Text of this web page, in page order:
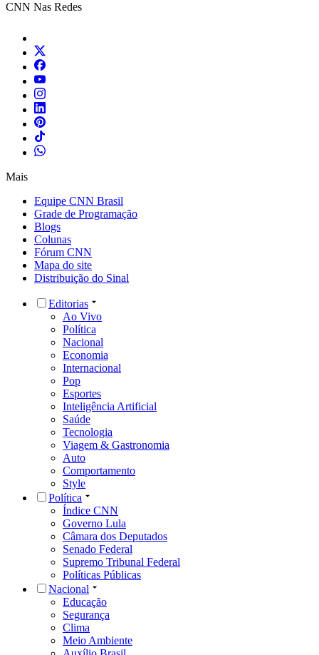
CNN Nas Redes
Mais
Equipe CNN Brasil
Grade de Programação
Blogs
Colunas
Fórum CNN
Mapa do site
Distribuição do Sinal
Editorias
Ao Vivo
Política
Nacional
Economia
Internacional
Pop
Esportes
Inteligência Artificial
Saúde
Tecnologia
Viagem & Gastronomia
Auto
Comportamento
Style
Política
Índice CNN
Governo Lula
Câmara dos Deputados
Senado Federal
Supremo Tribunal Federal
Políticas Públicas
Nacional
Educação
Segurança
Clima
Meio Ambiente